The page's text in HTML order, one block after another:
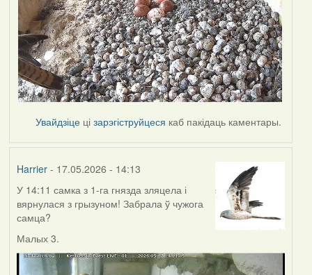
Увайдзіце цізарэгіструйцеся каб пакідаць каментары.
Harrier- 17.05.2026 - 14:13
У 14:11 самка з 1-га гнязда зляцела і
вярнулася з грызуном! Забрала ў чужога
самца?
Малых 3.